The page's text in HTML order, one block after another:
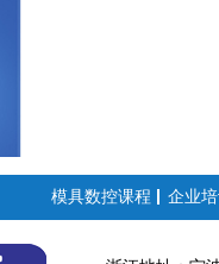
模具数控课程 企业培